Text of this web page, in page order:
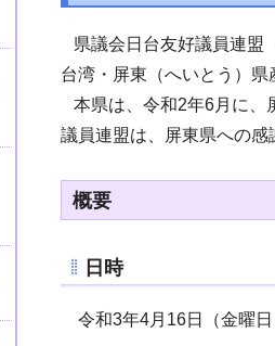
県議会日台友好議員連盟
台湾・屏東（へいとう）県
本県は、令和2年6月に、
議員連盟は、屏東県への感
概要
日時
令和3年4月16日（金曜